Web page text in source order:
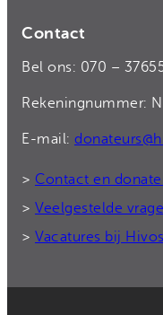
Contact
Bel ons: 070 –
Rekeningnummer:
E-mail:
> Contact en
> Veelgestelde
> Vacatures bij Hivos